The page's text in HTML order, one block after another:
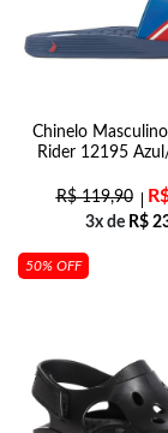
Chinelo
Rider 12195
R$119,90
3x de R$
50% OFF